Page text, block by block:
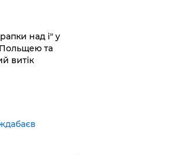
над і" у
Польщею та
витік